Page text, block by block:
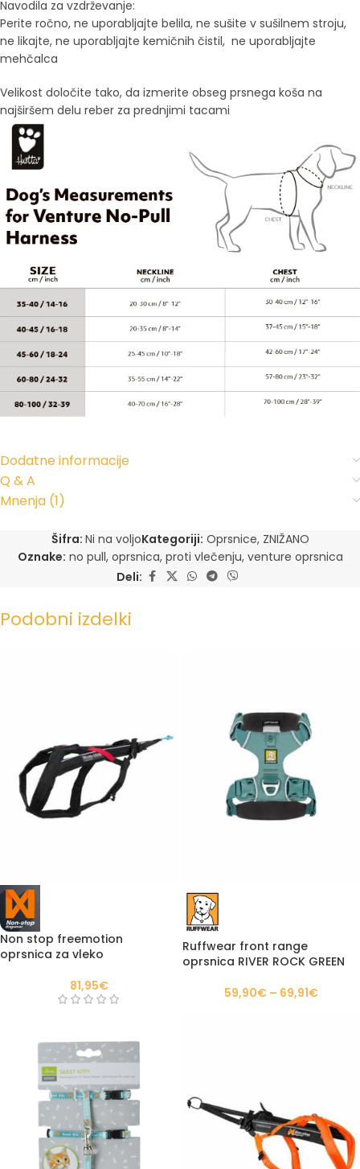
Navodila za vzdrževanje:
Perite ročno, ne uporabljajte belila, ne sušite v sušilnem stroju,
ne likajte, ne uporabljajte kemičnih čistil, ne uporabljajte
mehčalca
Velikost določite tako, da izmerite obseg prsnega koša na
najširšem delu reber za prednjimi tacami
Dodatne informacije
Q & A
Mnenja (1)
Šifra: Ni na voljoKategoriji: Oprsnice, ZNIŽANO
Oznake: no pull, oprsnica, proti vlečenju, venture oprsnica
Deli:
Podobni izdelki
Non stop freemotion
oprsnica za vleko
81,95€
Ruffwear front range
oprsnica RIVER ROCK GREEN
59,90€ – 69,91€